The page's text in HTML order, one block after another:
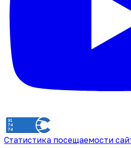
Статистика посещаемости